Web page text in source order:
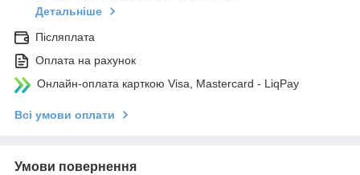
Детальніше
Післяплата
Оплата на рахунок
Онлайн-оплата карткою Visa, Mastercard - LiqPay
Всі умови оплати
Умови повернення